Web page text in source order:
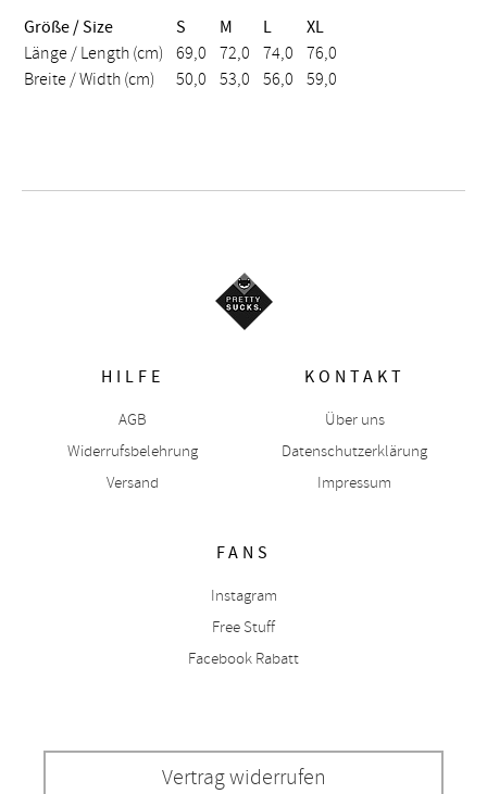
Größe / Size S M L
XL
Länge / Length (cm)
69,0 72,0 74,0
76,0
Breite / Width (cm)
50,0 53,0 56,0 59,0
HILFE
AGB
Widerrufsbelehrung
Versand
KONTAKT
Über uns
Datenschutzerklärung
Impressum
FANS
Instagram
Free Stuff
Facebook Rabatt
Vertrag widerrufen